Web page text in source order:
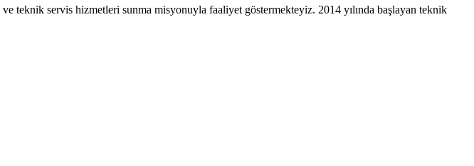
teknik servis hizmetleri sunma misyonuyla faaliyet göstermekteyiz. 2014 yılında başlayan teknik